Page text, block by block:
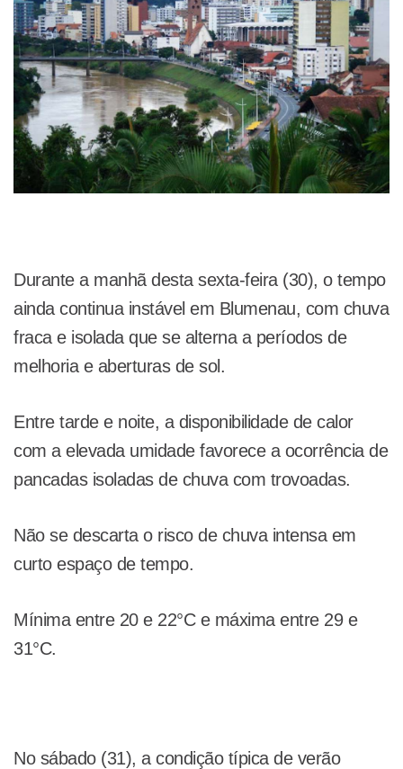
Durante a manhã desta sexta-feira (30), o tempo
ainda continua instável em Blumenau, com chuva
fraca e isolada que se alterna a períodos de
melhoria e aberturas de sol.
Entre tarde e noite, a disponibilidade de calor
com a elevada umidade favorece a ocorrência de
pancadas isoladas de chuva com trovoadas.
Não se descarta o risco de chuva intensa em
curto espaço de tempo.
Mínima entre 20 e 22°C e máxima entre 29 e
31°C.
No sábado (31), a condição típica de verão